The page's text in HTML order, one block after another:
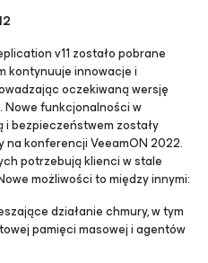
v11 zostało pobrane
kontynuuje innowacje i
oczekiwaną wersję
Nowe funkcjonalności w
bezpieczeństwem zostały
konferencji VeeamON 2022.
potrzebują klienci w stale
możliwości to między innymi:
działanie chmury, w tym
pamięci masowej i agentów